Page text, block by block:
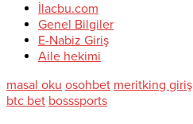
İlacbu.com
Genel Bilgiler
E-Nabiz Giriş
Aile hekimi
masal oku osohbet meritking giriş
btc bet bosssports